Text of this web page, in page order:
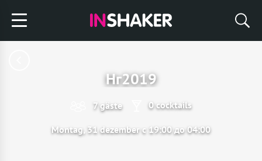
Нг2019
7 gäste 0 cocktails
Montag, 31 dezember с 19:00 до 04:00